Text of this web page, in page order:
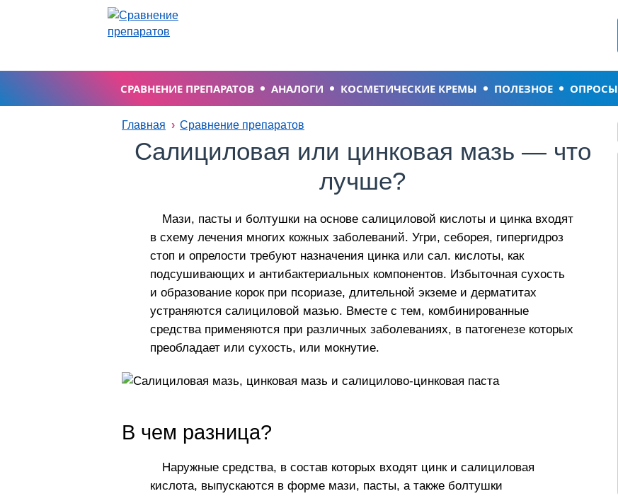
СРАВНЕНИЕ ПРЕПАРАТОВ АНАЛОГИ КОСМЕТИЧЕСКИЕ КРЕМЫ ПОЛЕЗНОЕ ОПРОСЫ
Главная Сравнение препаратов
Салициловая или цинковая мазь — что
лучше?
Мази, пасты и болтушки на основе салициловой кислоты и цинка входят
в схему лечения многих кожных заболеваний. Угри, себорея, гипергидроз
стоп и опрелости требуют назначения цинка или сал. кислоты, как
подсушивающих и антибактериальных компонентов. Избыточная сухость
и образование корок при псориазе, длительной экземе и дерматитах
устраняются салициловой мазью. Вместе с тем, комбинированные
средства применяются при различных заболеваниях, в патогенезе которых
преобладает или сухость, или мокнутие.
В чем разница?
Наружные средства, в состав которых входят цинк и салициловая
кислота, выпускаются в форме мази, пасты, а также болтушки